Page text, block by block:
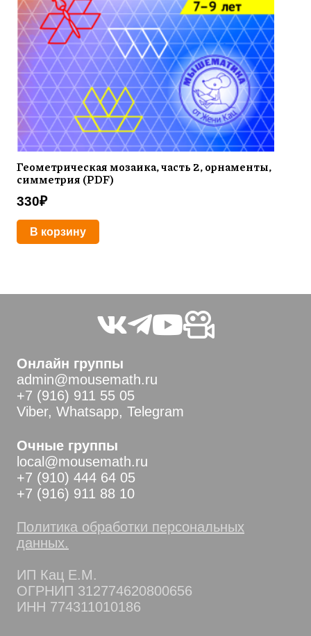
Геометрическая мозаика, часть 2, орнаменты,
симметрия (PDF)
330₽
В корзину
Онлайн группы
admin@mousemath.ru
+7 (916) 911 55 05
Viber, Whatsapp, Telegram
Очные группы
local@mousemath.ru
+7 (910) 444 64 05
+7 (916) 911 88 10
Политика обработки персональных
данных.
ИП Кац Е.М.
ОГРНИП 312774620800656
ИНН 774311010186